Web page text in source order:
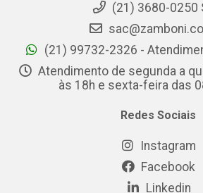
(21) 3680-0250
(21) 99732-2326 -
Atendimento de segunda a
às 18h e sexta-feira das
Redes Sociais
Instagram
Facebook
Linkedin